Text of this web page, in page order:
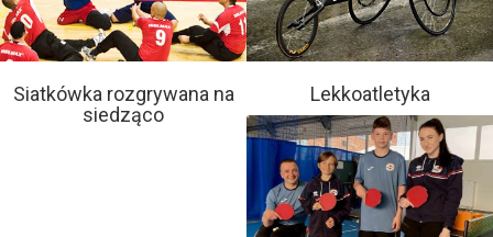
Siatkówka rozgrywana na
siedząco
Lekkoatletyka